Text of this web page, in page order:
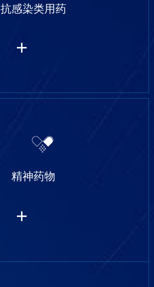
抗感染类用药
+
精神药物
+